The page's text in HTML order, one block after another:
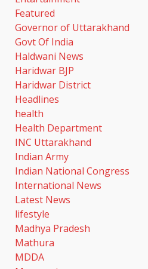
Featured
Governor of Uttarakhand
Govt Of India
Haldwani News
Haridwar BJP
Haridwar District
Headlines
health
Health Department
INC Uttarakhand
Indian Army
Indian National Congress
International News
Latest News
lifestyle
Madhya Pradesh
Mathura
MDDA